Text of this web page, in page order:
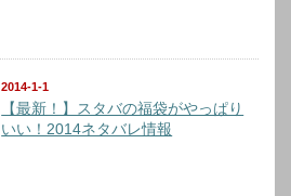
2014-1-1
【最新！】スタバの福袋がやっぱり
いい！2014ネタバレ情報